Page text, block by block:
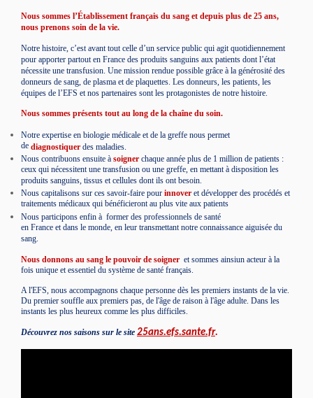
Nous sommes l’Établissement français du sang et depuis plus de 25 ans,
nous prenons soin de la vie.
Notre histoire, c’est avant tout celle d’un service public qui agit quotidiennement
pour apporter partout en France des produits sanguins aux patients dont l’état
nécessite une transfusion. Une mission rendue possible grâce à la générosité des
donneurs de sang, de plasma et de plaquettes. Les donneurs, les patients, les
équipes de l’EFS et nos partenaires sont les protagonistes de notre histoire.
Nous sommes présents tout au long de la chaîne du soin.
Notre expertise en biologie médicale et de la greffe nous permet
de diagnostiquer des maladies.
Nous contribuons ensuite à soigner chaque année plus de 1 million de patients :
ceux qui nécessitent une transfusion ou une greffe, en mettant à disposition les
produits sanguins, tissus et cellules dont ils ont besoin.
Nous capitalisons sur ces savoir-faire pour innover et développer des procédés et
traitements médicaux qui bénéficieront au plus vite aux patients
Nous participons enfin à former des professionnels de santé
en France et dans le monde, en leur transmettant notre connaissance aiguisée du
sang.
Nous donnons au sang le pouvoir de soigner et sommes ainsiun acteur à la
fois unique et essentiel du système de santé français.
A l'EFS, nous accompagnons chaque personne dès les premiers instants de la vie.
Du premier souffle aux premiers pas, de l'âge de raison à l'âge adulte. Dans les
instants les plus heureux comme les plus difficiles.
Découvrez nos saisons sur le site 25ans.efs.sante.fr.